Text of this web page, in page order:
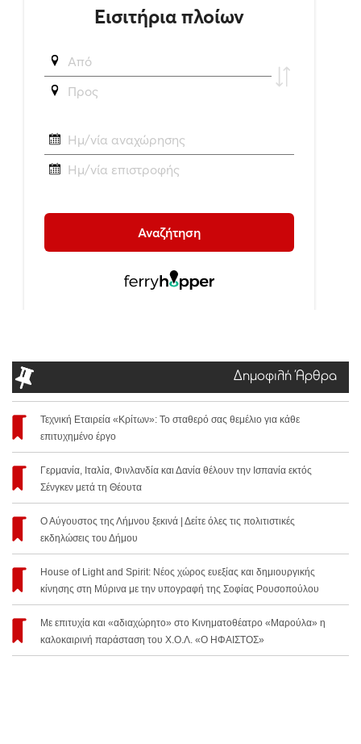
Δημοφιλή Άρθρα
Τεχνική Εταιρεία «Κρίτων»: Το σταθερό σας θεμέλιο για κάθε
επιτυχημένο έργο
Γερμανία, Ιταλία, Φινλανδία και Δανία θέλουν την Ισπανία εκτός
Σένγκεν μετά τη Θέουτα
Ο Αύγουστος της Λήμνου ξεκινά | Δείτε όλες τις πολιτιστικές
εκδηλώσεις του Δήμου
House of Light and Spirit: Νέος χώρος ευεξίας και δημιουργικής
κίνησης στη Μύρινα με την υπογραφή της Σοφίας Ρουσοπούλου
Με επιτυχία και «αδιαχώρητο» στο Κινηματοθέατρο «Μαρούλα» η
καλοκαιρινή παράσταση του Χ.Ο.Λ. «Ο ΗΦΑΙΣΤΟΣ»